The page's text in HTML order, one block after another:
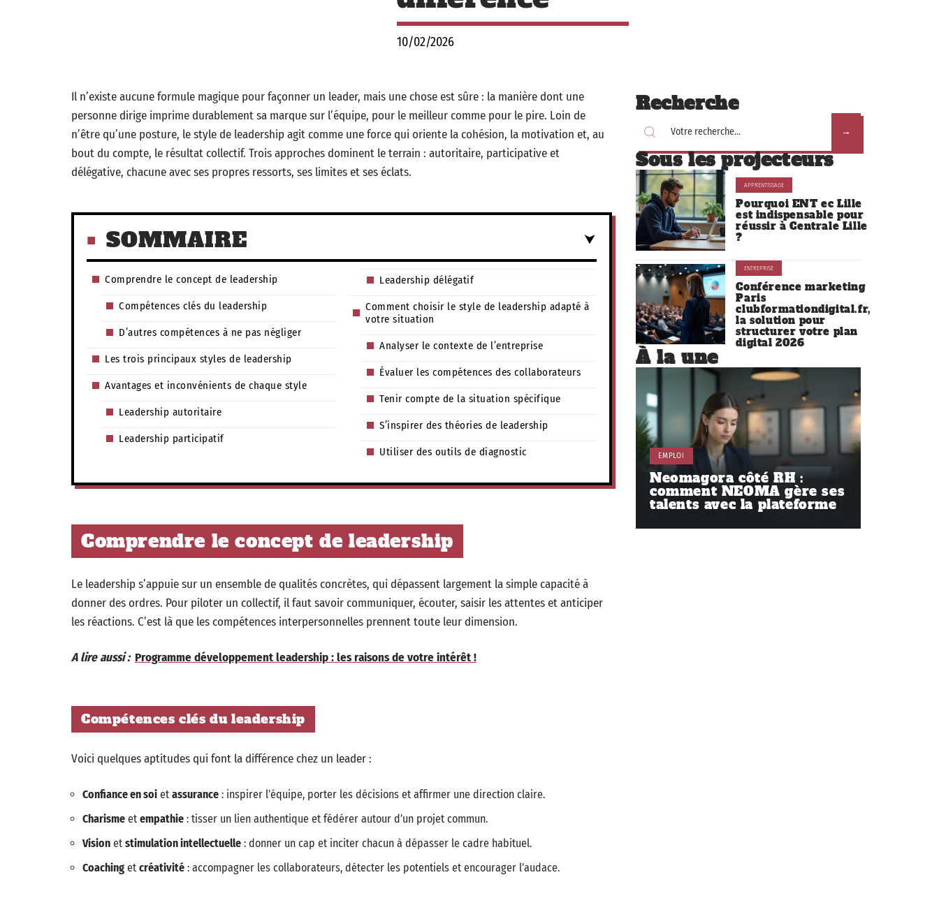
10/02/2026
Il n’existe aucune formule magique pour façonner un leader, mais une chose est sûre : la manière dont une
personne dirige imprime durablement sa marque sur l’équipe, pour le meilleur comme pour le pire. Loin de
n’être qu’une posture, le style de leadership agit comme une force qui oriente la cohésion, la motivation et, au
bout du compte, le résultat collectif. Trois approches dominent le terrain : autoritaire, participative et
délégative, chacune avec ses propres ressorts, ses limites et ses éclats.
SOMMAIRE
Comprendre le concept de leadership
Compétences clés du leadership
D’autres compétences à ne pas négliger
Les trois principaux styles de leadership
Avantages et inconvénients de chaque style
Leadership autoritaire
Leadership participatif
Leadership délégatif
Comment choisir le style de leadership adapté à
votre situation
Analyser le contexte de l’entreprise
Évaluer les compétences des collaborateurs
Tenir compte de la situation spécifique
S’inspirer des théories de leadership
Utiliser des outils de diagnostic
Comprendre le concept de leadership
Le leadership s’appuie sur un ensemble de qualités concrètes, qui dépassent largement la simple capacité à
donner des ordres. Pour piloter un collectif, il faut savoir communiquer, écouter, saisir les attentes et anticiper
les réactions. C’est là que les compétences interpersonnelles prennent toute leur dimension.
A lire aussi : Programme développement leadership : les raisons de votre intérêt !
Compétences clés du leadership
Voici quelques aptitudes qui font la différence chez un leader :
Confiance en soi et assurance : inspirer l’équipe, porter les décisions et affirmer une direction claire.
Charisme et empathie : tisser un lien authentique et fédérer autour d’un projet commun.
Vision et stimulation intellectuelle : donner un cap et inciter chacun à dépasser le cadre habituel.
Coaching et créativité : accompagner les collaborateurs, détecter les potentiels et encourager l’audace.
Recherche
Sous les projecteurs
APPRENTISSAGE
Pourquoi ENT ec Lille
est indispensable pour
réussir à Centrale Lille
?
ENTREPRISE
Conférence marketing
Paris
clubformationdigital.fr,
la solution pour
structurer votre plan
digital 2026
À la une
EMPLOI
Neomagora côté RH :
comment NEOMA gère ses
talents avec la plateforme